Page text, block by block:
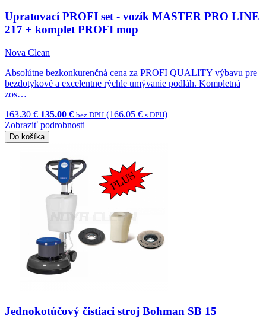
Upratovací PROFI set - vozík MASTER PRO LINE
217 + komplet PROFI mop
Nova Clean
Absolútne bezkonkurenčná cena za PROFI QUALITY výbavu pre
bezdotykové a excelentne rýchle umývanie podláh. Kompletná
zos…
163.30 € 135.00 € bez DPH (166.05 € s DPH)
Zobraziť podrobnosti
Do košíka
Jednokotúčový čistiaci stroj Bohman SB 15